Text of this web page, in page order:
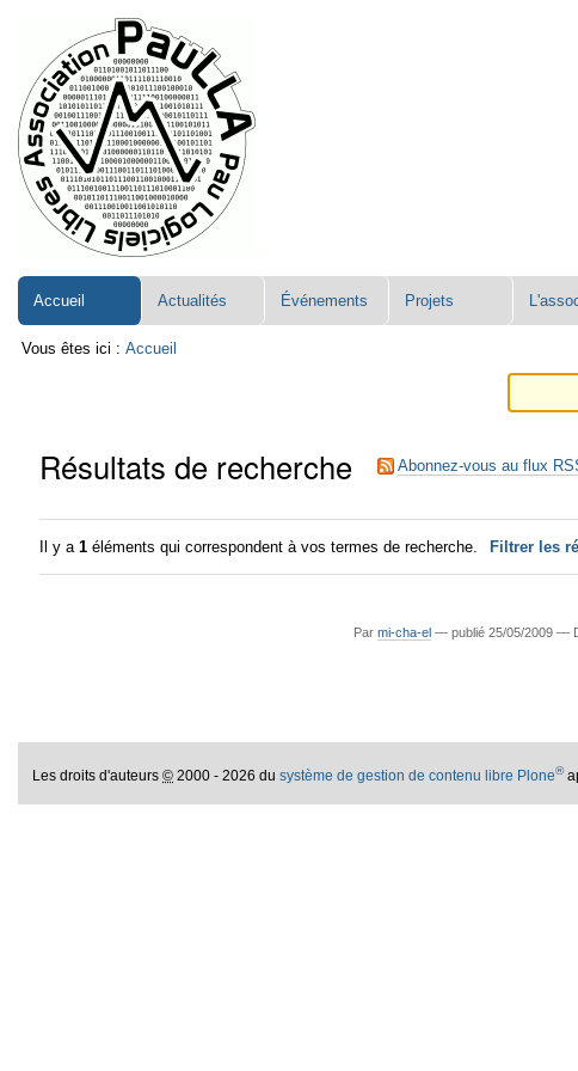
contenu.
Aller
à
la
navigation
Accueil Actualités Événements Projets
Vous êtes ici : Accueil
Résultats de recherche Abonnez-vous au flux
Il y a1 éléments qui correspondent à vos termes de recherche. Filtrer les
Par mi-cha-el — publié25/05/2009 —
Les droits d'auteurs© 2000 - 2026 dusystème de gestion de contenu libre Plone®